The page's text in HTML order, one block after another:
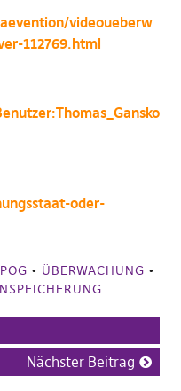
videoueberw
112769.html
oder-
• ÜBERWACHUNG •
Nächster Beitrag